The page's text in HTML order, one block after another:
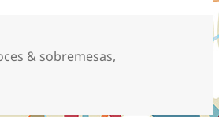
& sobremesas,